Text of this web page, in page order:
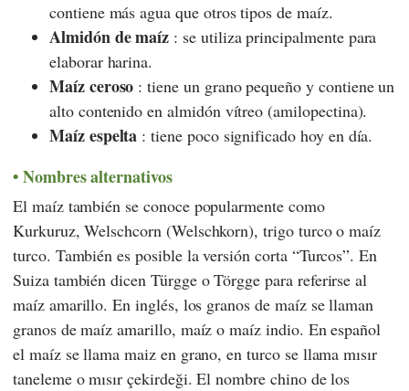
contiene más agua que otros tipos de maíz.
Almidón de maíz : se utiliza principalmente para
elaborar harina.
Maíz ceroso : tiene un grano pequeño y contiene un
alto contenido en almidón vítreo (amilopectina).
Maíz espelta : tiene poco significado hoy en día.
Nombres alternativos
El maíz también se conoce popularmente como
Kurkuruz, Welschcorn (Welschkorn), trigo turco o maíz
turco. También es posible la versión corta “Turcos”. En
Suiza también dicen Türgge o Törgge para referirse al
maíz amarillo. En inglés, los granos de maíz se llaman
granos de maíz amarillo, maíz o maíz indio. En español
el maíz se llama maiz en grano, en turco se llama mısır
taneleme o mısır çekirdeği. El nombre chino de los